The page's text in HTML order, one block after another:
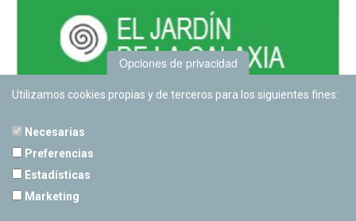
Opciones de privacidad
Utilizamos cookies propias y de terceros para los siguientes fines:
Necesarias
Preferencias
Estadísticas
Marketing